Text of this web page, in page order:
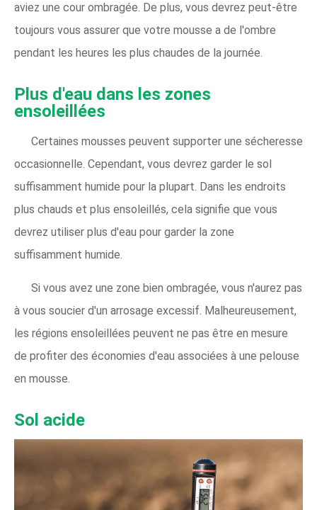
aviez une cour ombragée. De plus, vous devrez peut-être
toujours vous assurer que votre mousse a de l'ombre
pendant les heures les plus chaudes de la journée.
Plus d'eau dans les zones
ensoleillées
Certaines mousses peuvent supporter une sécheresse
occasionnelle. Cependant, vous devrez garder le sol
suffisamment humide pour la plupart. Dans les endroits
plus chauds et plus ensoleillés, cela signifie que vous
devrez utiliser plus d'eau pour garder la zone
suffisamment humide.
Si vous avez une zone bien ombragée, vous n'aurez pas
à vous soucier d'un arrosage excessif. Malheureusement,
les régions ensoleillées peuvent ne pas être en mesure
de profiter des économies d'eau associées à une pelouse
en mousse.
Sol acide